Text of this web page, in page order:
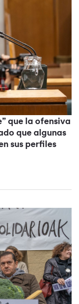
que la ofensiva
que algunas
sus perfiles